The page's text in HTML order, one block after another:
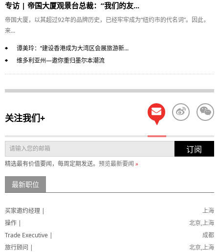
专访 | 帝国大厦观景台总裁：“我们的友...
帝国大厦，以其超过92年的品牌历史，已经牢牢成为“纽约市的代名词”。因此，
来...
谭美玲：“建设香港成为大湾区会展旅游新...
维多利亚州—邀你重归墨尔本潮流
关注我们+
订阅
精选最有价值要闻，每周定期发送。 预览最新要闻 »
最新职位
上海
买家邀约经理 |
北京,上海
操作 |
成都
Trade Executive |
北京,上海
旅行顾问 |